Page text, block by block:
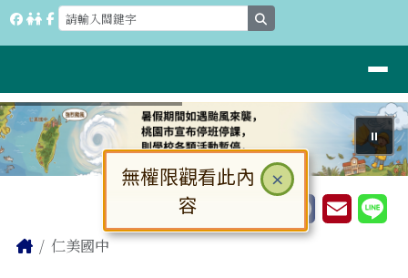
跳至主內容區
桃園市立仁美國中
⏸
主內容區域
Home
仁美國中
頁尾區域
× 關閉
無權限觀看此內
容